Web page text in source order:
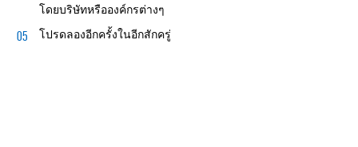
โดยบริษัทหรือองค์กรต่างๆ
โปรดลองอีกครั้งในอีกสักครู่